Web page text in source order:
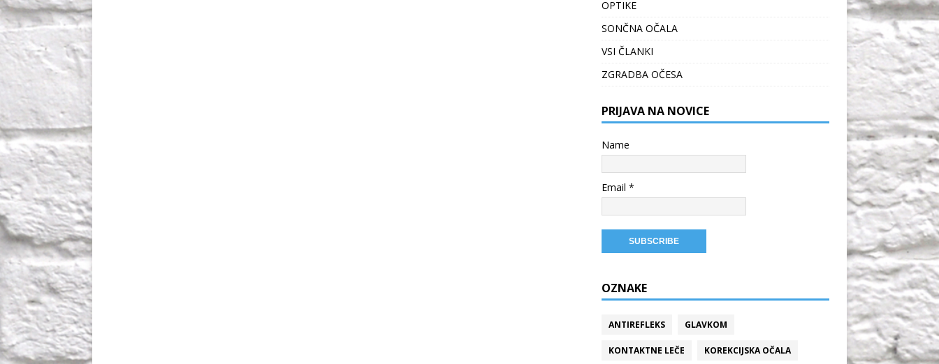
OPTIKE
SONČNA OČALA
VSI ČLANKI
ZGRADBA OČESA
PRIJAVA NA NOVICE
Name
Email *
OZNAKE
ANTIREFLEKS GLAVKOM
KONTAKTNE LEČE KOREKCIJSKA OČALA